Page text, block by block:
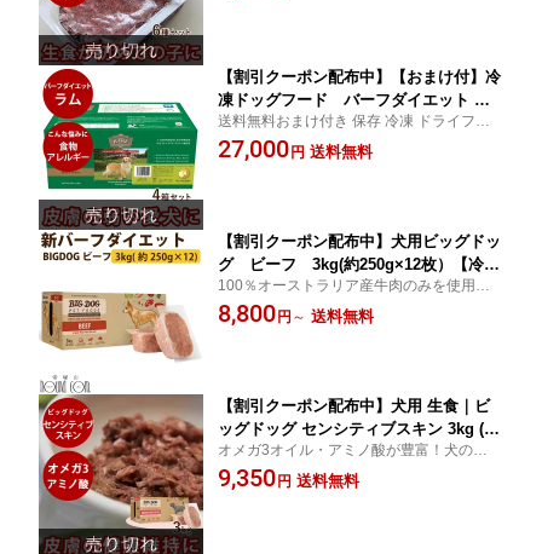
【割引クーポン配布中】【おまけ付】冷
凍ドッグフード バーフダイエット ラ
ム 4箱セット（220g×12枚×4箱）犬用総
合栄養食 【ドッグフード 生食 低カロリ
送料無料おまけ付き 保存 冷凍 ドライフー
ドを食べない愛犬に ローフード
27,000円 送料無料
【割引クーポン配布中】犬用ビッグドッ
グ ビーフ 3kg(約250g×12枚）【冷凍
配送】 生食 ローフード 全年齢対応の
AAFCO給餌試験に基づく完全栄養バラ
100％オーストラリア産牛肉のみを使用し
た、日本のコンパニオンアニマル犬のため
だけに栄養豊な食材をブレンドしバランス
8,800円 ～ 送料無料
【割引クーポン配布中】犬用 生食｜ビ
ッグドッグ センシティブスキン 3kg (25
0g12枚入) 冷凍 生食 タスマニアサーモ
ン から 得られる 良質 の オメガ3 とア
オメガ3オイル・アミノ酸が豊富！犬の食生
活を元に考案された総合栄養食の生食ドラ
イフードの半分の時間で消化原材料は10
9,350円 送料無料